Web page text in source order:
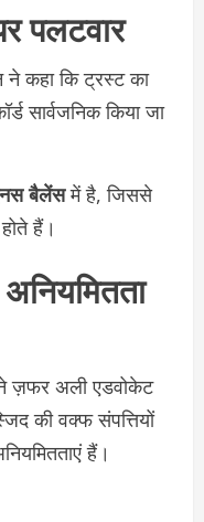
पलटवार
ने कहा कि ट्रस्ट का
सार्वजनिक किया जा
बैलेंसमें है, जिससे
हैं।
ज़फर अली एडवोकेट
की वक्फ संपत्तियों
हैं।